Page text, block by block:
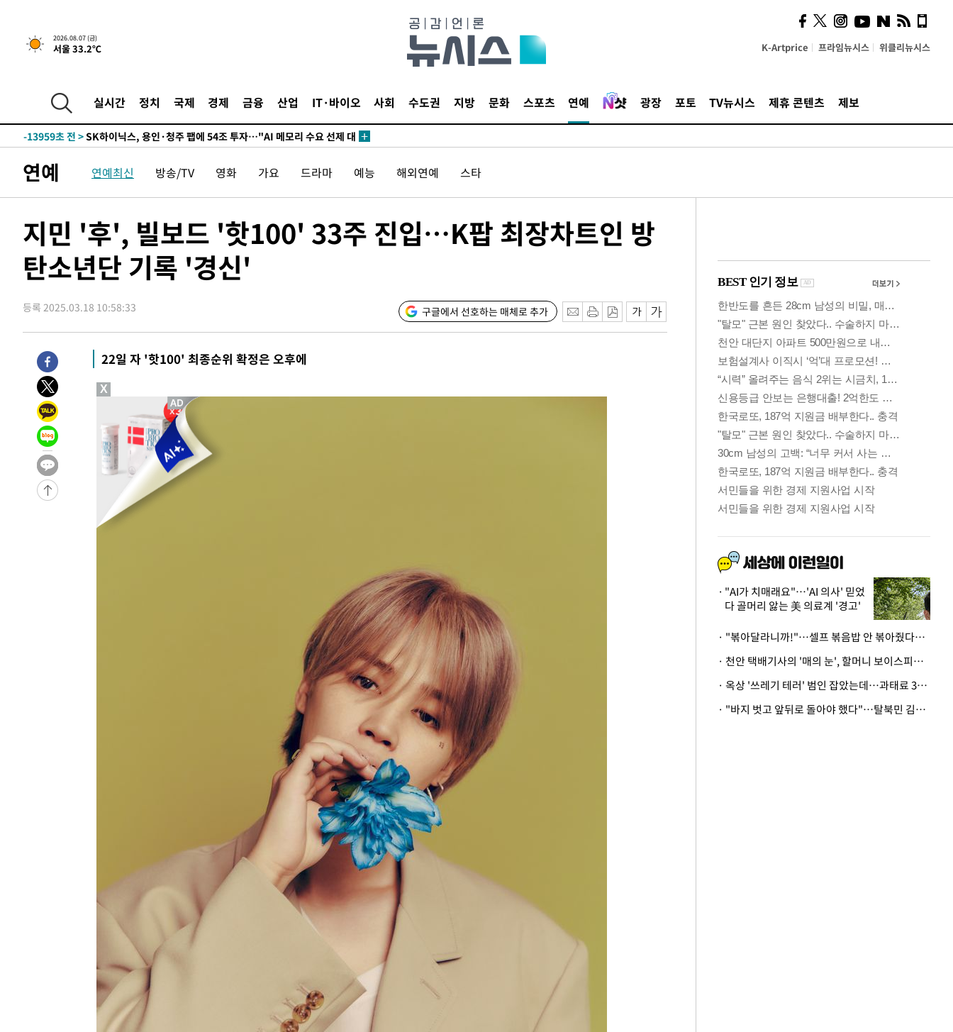
2026.08.07 (금)
서울 33.2℃ K-Artprice 프라임뉴시스 위클리뉴시스
실시간 정치 국제 경제 금융 산업 IT·바이오 사회 수도권 지방 문화 스포츠 연예 광장 포토 TV뉴시스 제휴 콘텐츠 제보
실천"
-26187초 전 >이란, "오만과 '중앙 단일 루트' 합의…북쪽 인바운드·남쪽 아웃바
운드는 임시"
-17755초 전 >"낮 기온 소폭 하락"…수도권 폭염중대경보, 폭염경보로 하향
-17682초 전 >
[단독]중수청 지원 검사들, 정원 초과 시 낮은 계급 임용…희망지 못
-15653초 전 >
-13959초 전 >SK하이닉스, 용인·청주 팹에 54조 투자…"AI 메모리 수요 선제 대
-10068초 전 >
외국인 심판 성 접대 7경기 들여다보니…한국 축구 '5승 2무'
-9802초 전 >[속보]코스닥, 2.86포인트(0.36%) 내린 798.81마감
-9735초 전 >
[속보]원·달러 환율, 7.7원 내린 1416.1원 마감
-9624초 전 >[속보] 노원서 40.1도 관측…서울, 2018년 이후 첫 40도
-6714초 전 >[속보]종합특검, '계엄 수용공간 확보' 신용해 前교정본부장 기소
-5558초 전 >11시간 압수수색에 성접대 파문까지…'쑥대밭' 된 축구협회
-4580초 전 >[속보]규제합리화위원회 부위원장에 김태유 서울대 공대 교수…이병
태 후임
-938초 전 >
[속보]국힘 윤리위, '돌려차기 발언' 진종오·서범수 징계 절차 개시
-31811초 전 >
하향수정 (2보)
-31259초 전 >
[속보] 미 사업체, 일자리 7월에 2.3만 개 줄어…실업률은 4.1%로
-27122초 전 >
[속보]이 대통령 "부동산 공급 기존 사고방식 매달리지 말고 과감히
실천"
-26207초 전 >
이란, "오만과 '중앙 단일 루트' 합의…북쪽 인바운드·남쪽 아웃바
운드는 임시"
-17775초 전 >
"낮 기온 소폭 하락"…수도권 폭염중대경보, 폭염경보로 하향
-17739초 전 >
[속보]이 대통령, '호우피해' 안동·의성 관할 4개 면 특별재난지역
선포
-17702초 전 >
[단독]중수청 지원 검사들, 정원 초과 시 낮은 계급 임용…희망지 못
낮 최고 37도 찜통더위…곳곳 소나기·강원 많은 비[내일날씨]
[속보]코스피, 6200선 약보합…0.60% 내린 6258.77에 마쳐
[속보] 노원서 40.1도 관측…서울, 2018년 이후 첫 40도
[속보]종합특검, '계엄 수용공간 확보' 신용해 前교정본부장 기소
외신들도 주목한 韓축구 파문…"국민적 공분에 수사 재개"
11시간 압수수색에 성접대 파문까지…'쑥대밭' 된 축구협회
[속보]규제합리화위원회 부위원장에 김태유 서울대 공대 교수…이병
[속보]국힘 윤리위, '돌려차기 발언' 진종오·서범수 징계 절차 개시
연예 연예최신 방송/TV 영화 가요 드라마 예능 해외연예 스타
지민 '후', 빌보드 '핫100' 33주 진입…K팝 최장차트인 방
탄소년단 기록 '경신'
등록 2025.03.18 10:58:33 구글에서 선호하는 매체로 추가
22일 자 '핫100' 최종순위 확정은 오후에
시, 스마트폰 액세서리에
NFC 더했다
"AI가 치매래요"…'AI 의사' 믿었
다 골머리 앓는 美 의료계 '경고'
· "볶아달라니까!"…셀프 볶음밥 안 볶아줬다고 사장 폭행한 손님
· 천안 택배기사의 '매의 눈', 할머니 보이스피싱 피해 막아
· 옥상 '쓰레기 테러' 범인 잡았는데…과태료 3만원 처분에 숙박업주 허탈
· "바지 벗고 앞뒤로 돌아야 했다"…탈북민 김서아, 기쁨조 검사 수치심 회상
X